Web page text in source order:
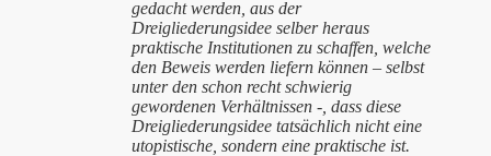
gedacht werden, aus der
Dreigliederungsidee selber heraus
praktische Institutionen zu schaffen, welche
den Beweis werden liefern können – selbst
unter den schon recht schwierig
gewordenen Verhältnissen -, dass diese
Dreigliederungsidee tatsächlich nicht eine
utopistische, sondern eine praktische ist.